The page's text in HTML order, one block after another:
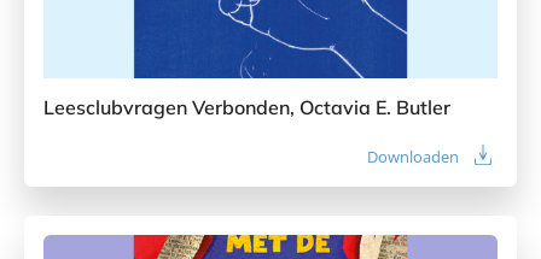
Leesclubvragen Verbonden, Octavia E. Butler
Downloaden